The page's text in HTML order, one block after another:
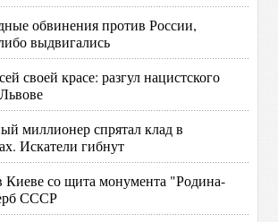
обвинения против России,
выдвигались
своей красе: разгул нацистского
миллионер спрятал клад в
Искатели гибнут
Киеве со щита монумента "Родина-
СССР